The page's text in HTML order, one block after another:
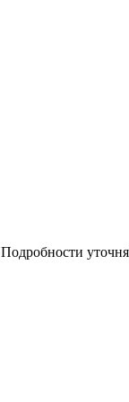
Подробности